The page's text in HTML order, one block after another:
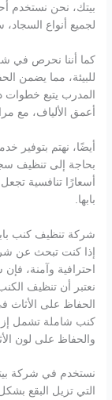
بيتك، نحن نستخدم
لجميع أنواع السجاد،
كما أننا نحرص في
للبيئة، مما يضمن
المدرب يتبع خطوات
أعمق الألياف، مع
أيضًا، نهتم بتوفير
بحاجة إلى تنظيف
أسعارًا تنافسية
بابها.
شركة تنظيف كنب
إذا كنت تبحث عن
احترافية وآمنة،
نعتبر أن تنظيف
الحفاظ على الأثاث
كنب شاملة تشمل
والحفاظ على لون
نستخدم في شركة
التي تزيل البقع